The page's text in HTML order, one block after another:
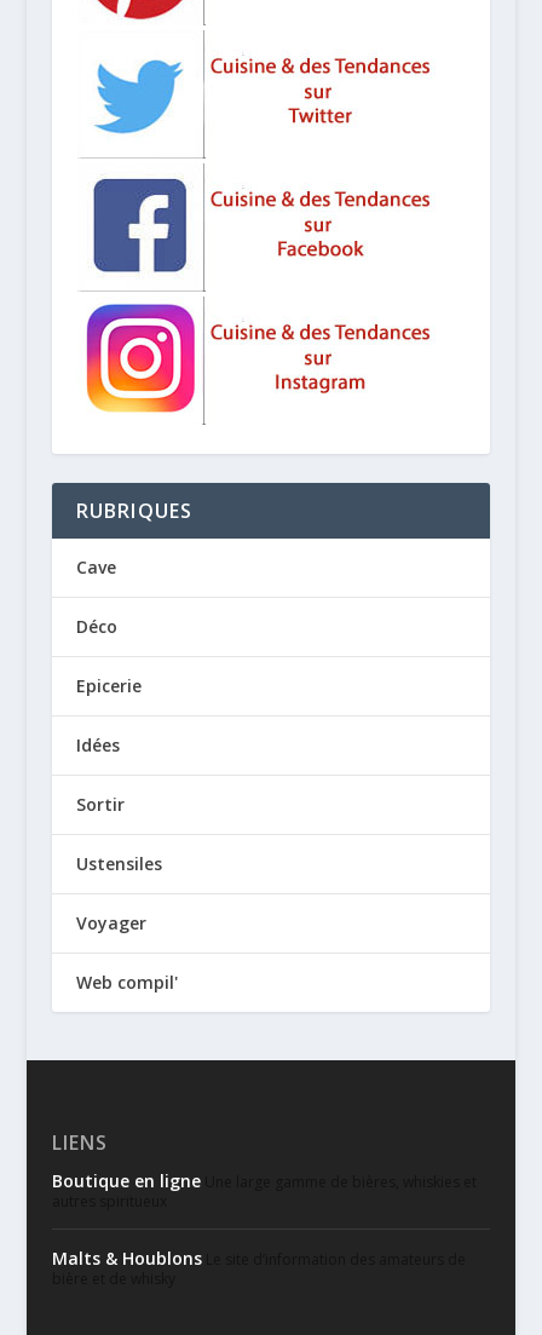
RUBRIQUES
Cave
Déco
Epicerie
Idées
Sortir
Ustensiles
Voyager
Web compil'
LIENS
Boutique en ligneUne large gamme de bières, whiskies et
Malts & HoublonsLe site d’information des amateurs de